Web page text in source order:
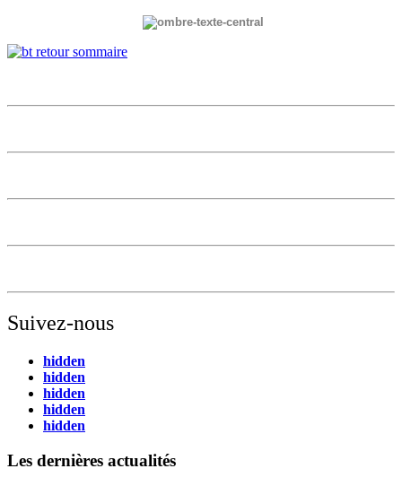
Suivez-nous
hidden
hidden
hidden
hidden
hidden
Les dernières actualités